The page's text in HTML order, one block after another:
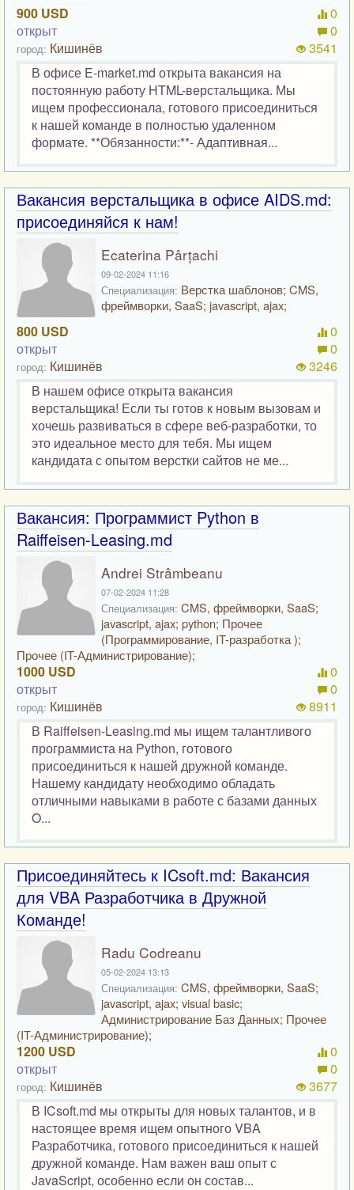
900 USD
открыт
город: Кишинёв
0
0
3541
В офисе E-market.md открыта вакансия на
постоянную работу HTML-верстальщика. Мы
ищем профессионала, готового присоединиться
к нашей команде в полностью удаленном
формате. **Обязанности:**- Адаптивная...
Вакансия верстальщика в офисе AIDS.md:
присоединяйся к нам!
Ecaterina Pârțachi
09-02-2024 11:16
Специализация: Верстка шаблонов; CMS,
фреймворки, SaaS; javascript, ajax;
800 USD
открыт
город: Кишинёв
0
0
3246
В нашем офисе открыта вакансия
верстальщика! Если ты готов к новым вызовам и
хочешь развиваться в сфере веб-разработки, то
это идеальное место для тебя. Мы ищем
кандидата с опытом верстки сайтов не ме...
Вакансия: Программист Python в
Raiffeisen-Leasing.md
Andrei Strâmbeanu
07-02-2024 11:28
Специализация: CMS, фреймворки, SaaS;
javascript, ajax; python; Прочее
(Программирование, IT-разработка );
Прочее (IT-Администрирование);
1000 USD
открыт
город: Кишинёв
0
0
8911
В Raiffeisen-Leasing.md мы ищем талантливого
программиста на Python, готового
присоединиться к нашей дружной команде.
Нашему кандидату необходимо обладать
отличными навыками в работе с базами данных
O...
Присоединяйтесь к ICsoft.md: Вакансия
для VBA Разработчика в Дружной
Команде!
Radu Codreanu
05-02-2024 13:13
Специализация: CMS, фреймворки, SaaS;
javascript, ajax; visual basic;
Администрирование Баз Данных; Прочее
(IT-Администрирование);
1200 USD
открыт
город: Кишинёв
0
0
3677
В ICsoft.md мы открыты для новых талантов, и в
настоящее время ищем опытного VBA
Разработчика, готового присоединиться к нашей
дружной команде. Нам важен ваш опыт с
JavaScript, особенно если он состав...